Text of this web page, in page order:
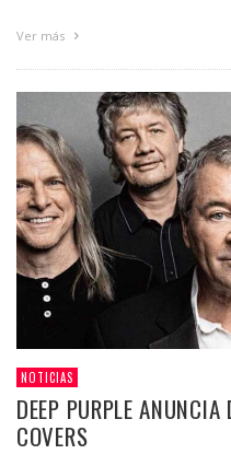
Ver más
NOTICIAS
DEEP PURPLE
COVERS